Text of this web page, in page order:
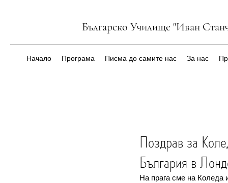
Българско Училище "Иван
Начало Програма Писма до самите нас За нас
Поздрав за
България в
На прага сме на Коледа